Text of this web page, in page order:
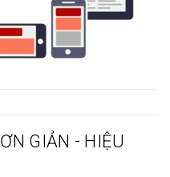
GIẢN - HIỆU